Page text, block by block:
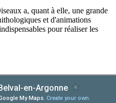
a, quant à elle, une grande
et d'animations
pour réaliser les